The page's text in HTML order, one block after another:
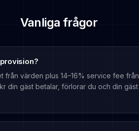
Vanliga frågor
från värden plus 14–16% service fee
din gäst betalar, förlorar du och din gäst